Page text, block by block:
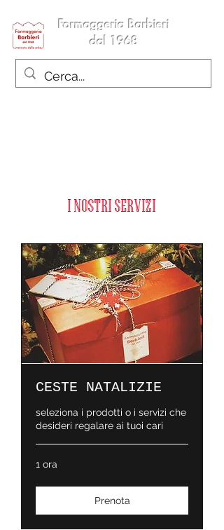
Formaggeria Barbieri
dal 1968
I nostri servizi
CESTE NATALIZIE
seleziona i prodotti o i servizi che
desideri regalare ai tuoi cari
1 ora
Prenota